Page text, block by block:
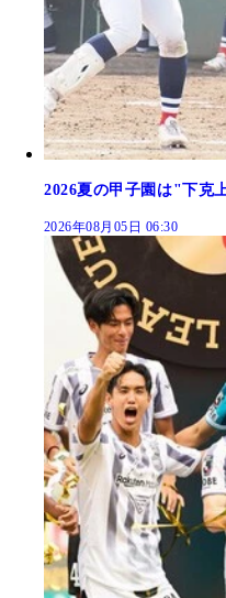
2026夏の甲子園は"下克
2026年08月05日 06:30